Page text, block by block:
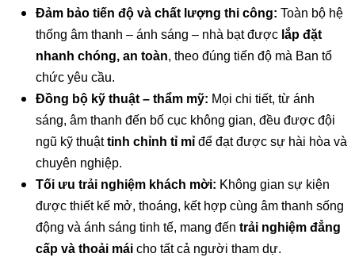
Đảm bảo tiến độ và chất lượng thi công: Toàn bộ hệ
thống âm thanh – ánh sáng – nhà bạt được lắp đặt
nhanh chóng, an toàn, theo đúng tiến độ mà Ban tổ
chức yêu cầu.
Đồng bộ kỹ thuật – thẩm mỹ: Mọi chi tiết, từ ánh
sáng, âm thanh đến bố cục không gian, đều được đội
ngũ kỹ thuậttinh chỉnh tỉ mỉ để đạt được sự hài hòa và
chuyên nghiệp.
Tối ưu trải nghiệm khách mời: Không gian sự kiện
được thiết kế mở, thoáng, kết hợp cùng âm thanh sống
động và ánh sáng tinh tế, mang đến trải nghiệm đẳng
cấp và thoải mái cho tất cả người tham dự.